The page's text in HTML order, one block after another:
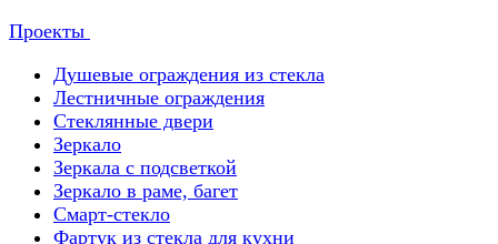
Проекты
Душевые ограждения из стекла
Лестничные ограждения
Стеклянные двери
Зеркало
Зеркала с подсветкой
Зеркало в раме, багет
Смарт-стекло
Фартук из стекла для кухни